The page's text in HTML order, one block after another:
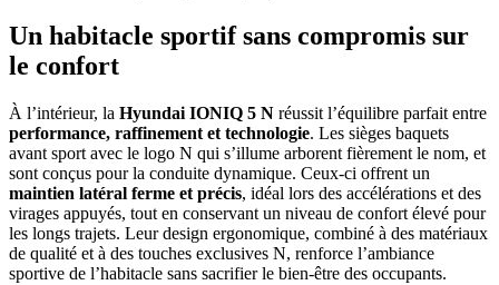
Un habitacle sportif sans compromis sur
le confort
À l’intérieur, la Hyundai IONIQ 5 N réussit l’équilibre parfait entre
performance, raffinement et technologie. Les sièges baquets
avant sport avec le logo N qui s’illume arborent fièrement le nom, et
sont conçus pour la conduite dynamique. Ceux-ci offrent un
maintien latéral ferme et précis, idéal lors des accélérations et des
virages appuyés, tout en conservant un niveau de confort élevé pour
les longs trajets. Leur design ergonomique, combiné à des matériaux
de qualité et à des touches exclusives N, renforce l’ambiance
sportive de l’habitacle sans sacrifier le bien-être des occupants.